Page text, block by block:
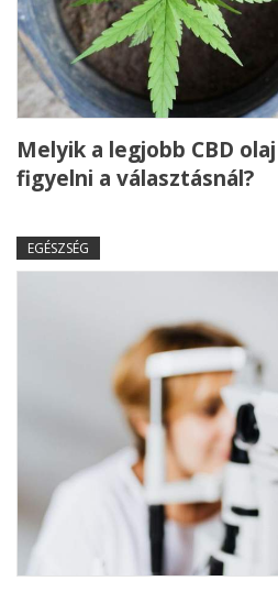
Melyik a legjobb CBD
figyelni a választásnál?
EGÉSZSÉG